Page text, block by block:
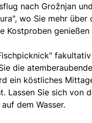
nach Grožnjan
wo Sie mehr
Kostproben genießen
fakultativ
die
ein köstliches
Lassen Sie sich von
dem Wasser.